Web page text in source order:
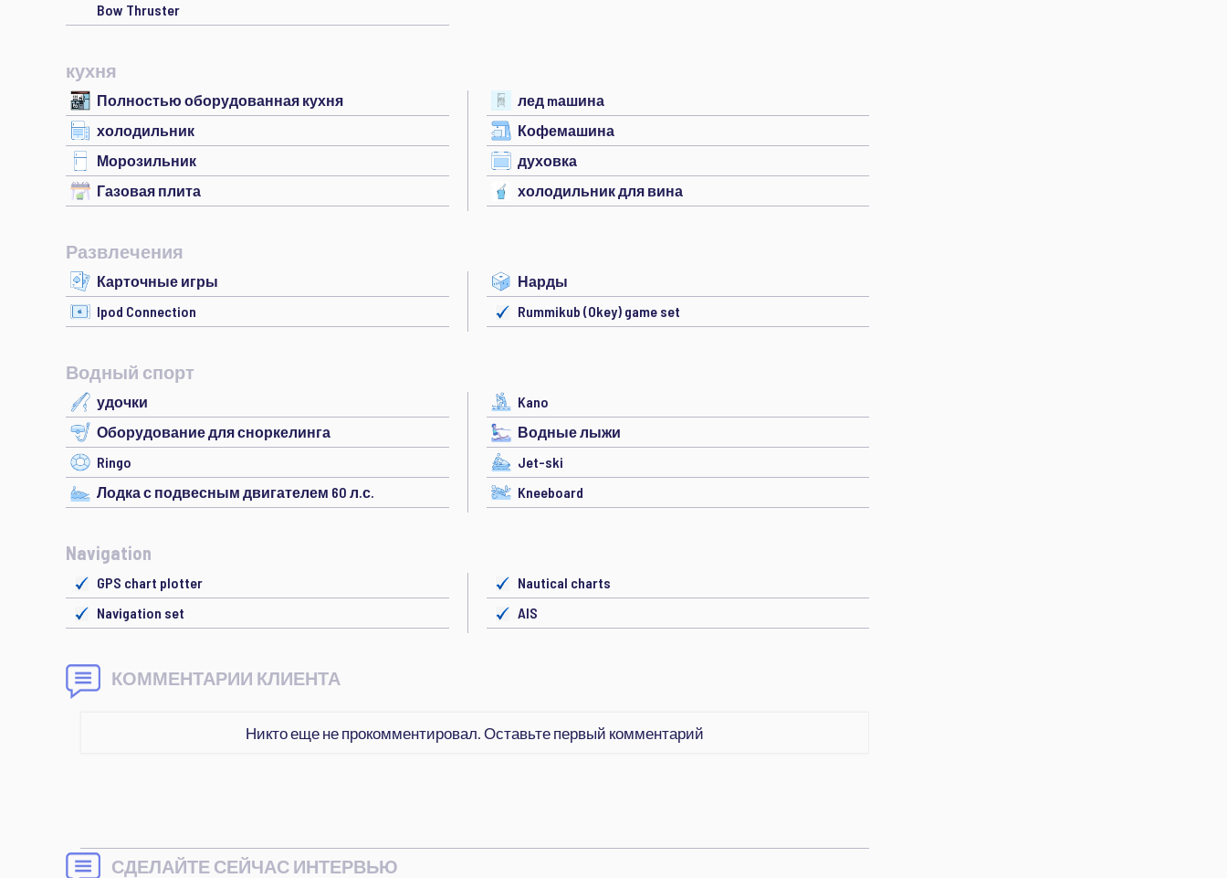
Bow Thruster
кухня
Полностью оборудованная кухня
лед mашина
холодильник
Кофемашина
Морозильник
духовка
Газовая плита
холодильник для вина
Развлечения
Карточные игры
Нарды
Ipod Connection
Rummikub (Okey) game set
Водный спорт
удочки
Kano
Оборудование для сноркелинга
Водные лыжи
Ringo
Jet-ski
Лодка с подвесным двигателем 60 л.с.
Kneeboard
Navigation
GPS chart plotter
Nautical charts
Navigation set
AIS
КОММЕНТАРИИ КЛИЕНТА
Никто еще не прокомментировал. Оставьте первый комментарий
СДЕЛАЙТЕ СЕЙЧАС ИНТЕРВЬЮ